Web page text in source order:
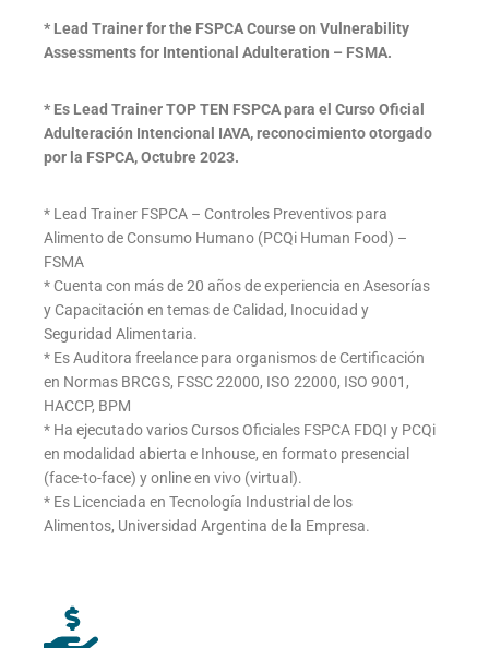
* Lead Trainer for the FSPCA Course on Vulnerability
Assessments for Intentional Adulteration – FSMA.
* Es Lead Trainer TOP TEN FSPCA para el Curso Oficial
Adulteración Intencional IAVA, reconocimiento otorgado
por la FSPCA, Octubre 2023.
* Lead Trainer FSPCA – Controles Preventivos para
Alimento de Consumo Humano (PCQi Human Food) –
FSMA
* Cuenta con más de 20 años de experiencia en Asesorías
y Capacitación en temas de Calidad, Inocuidad y
Seguridad Alimentaria.
* Es Auditora freelance para organismos de Certificación
en Normas BRCGS, FSSC 22000, ISO 22000, ISO 9001,
HACCP, BPM
* Ha ejecutado varios Cursos Oficiales FSPCA FDQI y PCQi
en modalidad abierta e Inhouse, en formato presencial
(face-to-face) y online en vivo (virtual).
* Es Licenciada en Tecnología Industrial de los
Alimentos, Universidad Argentina de la Empresa.